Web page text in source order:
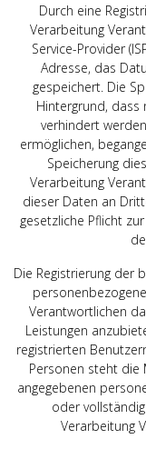
Durch eine
Verarbeitung
Service-Provider
Adresse, das
gespeichert. Die
Hintergrund, dass
verhindert
ermöglichen,
Speicherung
Verarbeitung
dieser Daten an
gesetzliche Pflicht
Die Registrierung der
Verantwortlichen
Leistungen
registrierten
Personen steht die
angegebenen
oder
Verarbeitung